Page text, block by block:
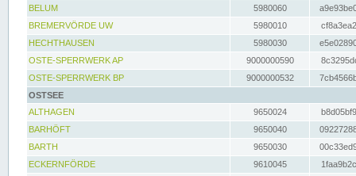
BELUM
5980060
BREMERVÖRDE UW
5980010
HECHTHAUSEN
5980030
OSTE-SPERRWERK AP
9000000590
OSTE-SPERRWERK BP
9000000532
OSTSEE
ALTHAGEN
9650024
BARHÖFT
9650040
BARTH
9650030
ECKERNFÖRDE
9610045